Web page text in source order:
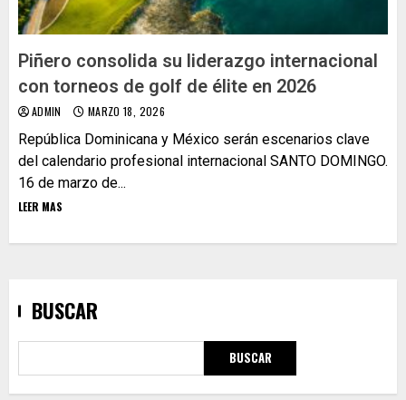
Piñero consolida su liderazgo internacional
con torneos de golf de élite en 2026
ADMIN MARZO 18, 2026
República Dominicana y México serán escenarios clave
del calendario profesional internacional SANTO DOMINGO.
16 de marzo de...
LEER MAS
BUSCAR
BUSCAR